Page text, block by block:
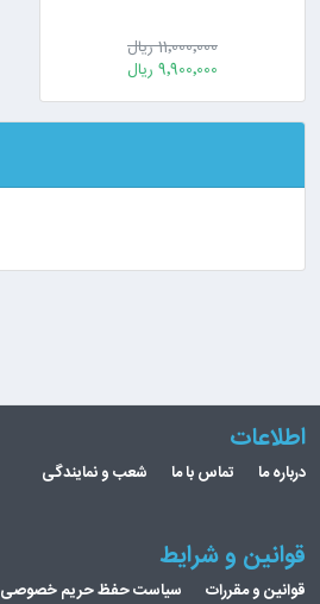
11٬000٬000 ریال
9٬900٬000 ریال
اطلاعات
درباره ما تماس با ما شعب و نمایندگی
قوانین و شرایط
قوانین و مقررات سیاست حفظ حریم خصوصی